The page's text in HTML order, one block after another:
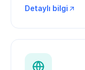
Detaylı bilgi